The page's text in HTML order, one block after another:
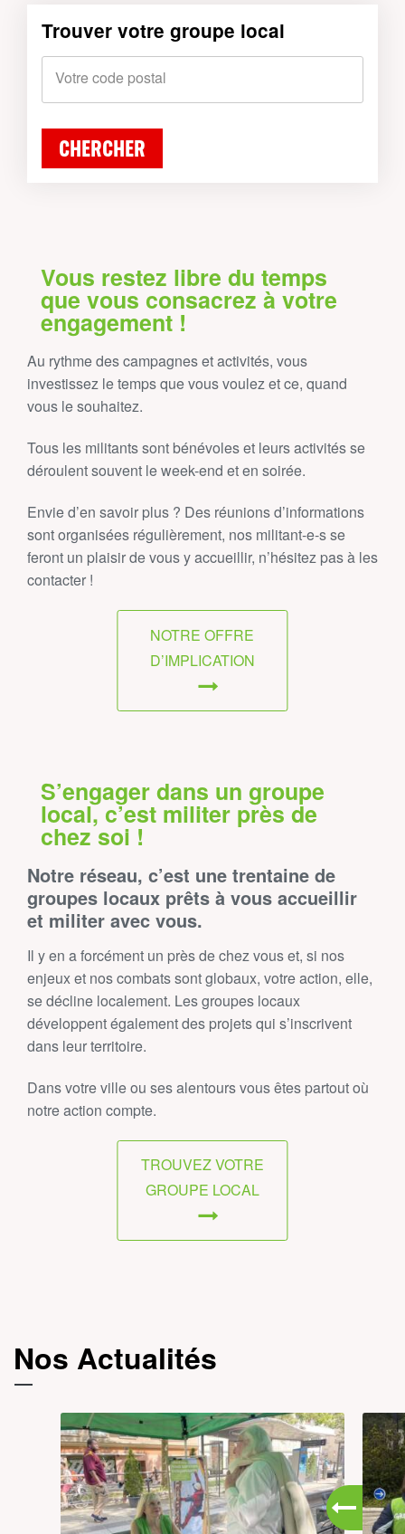
Trouver votre groupe local
Votre code postal
CHERCHER
Vous restez libre du temps
que vous consacrez à votre
engagement !
Au rythme des campagnes et activités, vous
investissez le temps que vous voulez et ce, quand
vous le souhaitez.
Tous les militants sont bénévoles et leurs activités se
déroulent souvent le week-end et en soirée.
Envie d’en savoir plus ? Des réunions d’informations
sont organisées régulièrement, nos militant‑e‑s se
feront un plaisir de vous y accueillir, n’hésitez pas à les
contacter !
NOTRE OFFRE
D’IMPLICATION
S’engager dans un groupe
local, c’est militer près de
chez soi !
Notre réseau, c’est une trentaine de
groupes locaux prêts à vous accueillir
et militer avec vous.
Il y en a forcément un près de chez vous et, si nos
enjeux et nos combats sont globaux, votre action, elle,
se décline localement. Les groupes locaux
développent également des projets qui s’inscrivent
dans leur territoire.
Dans votre ville ou ses alentours vous êtes partout où
notre action compte.
TROUVEZ VOTRE
GROUPE LOCAL
Nos Actualités